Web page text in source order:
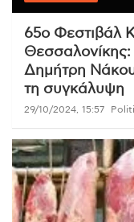
65ο Φεστιβάλ
Θεσσαλονίκης:
Δημήτρη
τη συγκάλυψη
29/10/2024, 15:57